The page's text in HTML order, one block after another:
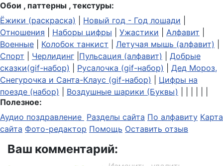
Обои , паттерны , текстуры:
Ёжики (раскраска)
Новый год - Год лошади
Отношения
Наборы цифры Ужастики Алфавит
Военные
Колобок танкист Летучая мышь (алфавит)
Спорт
Черлидинг Пульсация (алфавит)
Добрые
сказки(gif-набор)
Русалочка (gif-набор)
Дед Мороз,
Снегурочка и Санта-Клаус (gif-набор)
Цифры на
поезде (набор)
Воздушные шарики (Буквы)
Полезное:
Аудио поздравление Разделы сайта По алфавиту Карта
сайта Фото-редактор Помощь Оставить отзыв
Ваш комментарий: